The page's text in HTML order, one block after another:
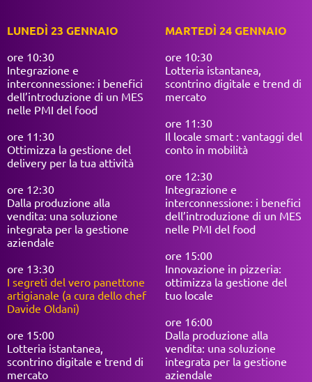
LUNEDÌ 23 GENNAIO
ore 10:30
Integrazione e
interconnessione: i benefici
dell’introduzione di un MES
nelle PMI del food
ore 11:30
Ottimizza la gestione del
delivery per la tua attività
ore 12:30
Dalla produzione alla
vendita: una soluzione
integrata per la gestione
aziendale
ore 13:30
I segreti del vero panettone
artigianale (a cura dello chef
Davide Oldani)
ore 15:00
Lotteria istantanea,
scontrino digitale e trend di
mercato
MARTEDÌ 24 GENNAIO
ore 10:30
Lotteria istantanea,
scontrino digitale e trend di
mercato
ore 11:30
Il locale smart : vantaggi del
conto in mobilità
ore 12:30
Integrazione e
interconnessione: i benefici
dell’introduzione di un MES
nelle PMI del food
ore 15:00
Innovazione in pizzeria:
ottimizza la gestione del
tuo locale
ore 16:00
Dalla produzione alla
vendita: una soluzione
integrata per la gestione
aziendale